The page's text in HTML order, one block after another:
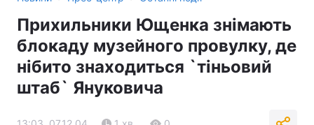
Прихильники Ющенка знімають
блокаду музейного провулку, де
нібито знаходиться `тіньовий
штаб` Януковича